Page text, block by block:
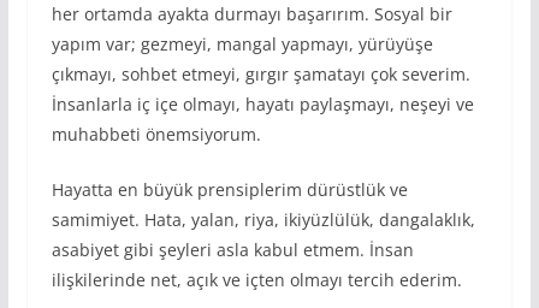
her ortamda ayakta durmayı başarırım. Sosyal bir
yapım var; gezmeyi, mangal yapmayı, yürüyüşe
çıkmayı, sohbet etmeyi, gırgır şamatayı çok severim.
İnsanlarla iç içe olmayı, hayatı paylaşmayı, neşeyi ve
muhabbeti önemsiyorum.
Hayatta en büyük prensiplerim dürüstlük ve
samimiyet. Hata, yalan, riya, ikiyüzlülük, dangalaklık,
asabiyet gibi şeyleri asla kabul etmem. İnsan
ilişkilerinde net, açık ve içten olmayı tercih ederim.